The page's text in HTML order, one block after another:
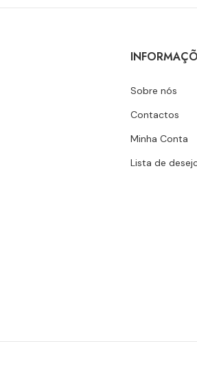
Sobre nós
Contactos
Minha Conta
Lista de